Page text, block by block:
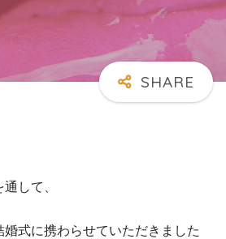
して、
式に携わらせていただきました